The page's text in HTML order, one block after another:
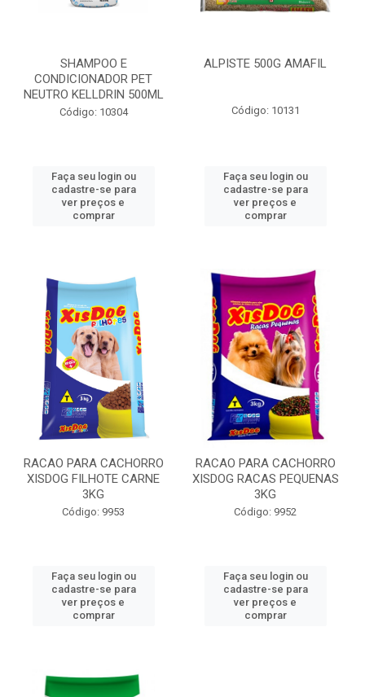
SHAMPOO E
CONDICIONADOR PET
NEUTRO KELLDRIN 500ML
Código: 10304
Faça seu login ou
cadastre-se para
ver preços e
comprar
ALPISTE 500G AMAFIL
Código: 10131
Faça seu login ou
cadastre-se para
ver preços e
comprar
RACAO PARA CACHORRO
XISDOG FILHOTE CARNE
3KG
Código: 9953
Faça seu login ou
cadastre-se para
ver preços e
comprar
RACAO PARA CACHORRO
XISDOG RACAS PEQUENAS
3KG
Código: 9952
Faça seu login ou
cadastre-se para
ver preços e
comprar